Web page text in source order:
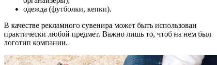
одежда (футболки, кепки).
В качестве рекламного сувенира может быть использован
практически любой предмет. Важно лишь то, чтоб на нем был
логотип компании.